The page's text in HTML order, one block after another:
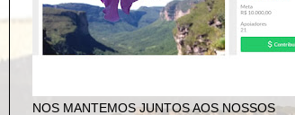
NOS MANTEMOS JUNTOS AOS NOSSOS